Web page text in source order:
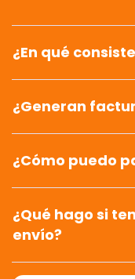
¿En qué
¿Generan
¿Cómo puedo
¿Qué hago si
envío?